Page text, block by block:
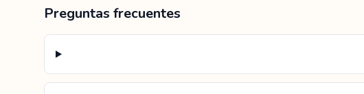
Preguntas frecuentes